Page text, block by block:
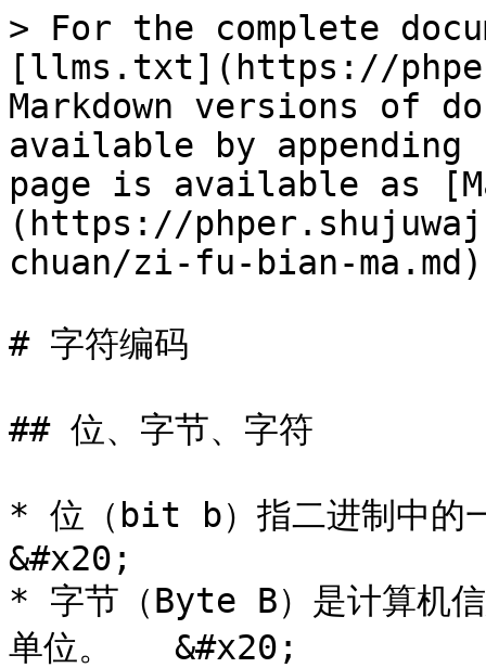
> For the complete
[llms.txt](https://
Markdown versions of
available by
page is available as
(https://
chuan/zi-fu-bian-
# 字符编码
## 位、字节、字符
* 位（bit b）指二进制中的
&#x20;
* 字节（Byte B）是计算机信
单位。   &#x20;